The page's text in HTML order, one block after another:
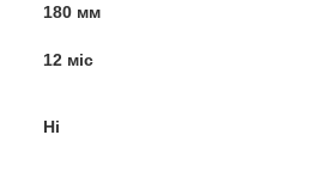
180 мм
12 міс
Ні